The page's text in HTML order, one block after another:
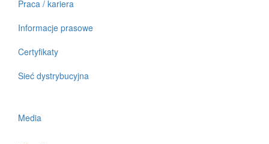
Praca / kariera
Informacje prasowe
Certyfikaty
Sieć dystrybucyjna
Media